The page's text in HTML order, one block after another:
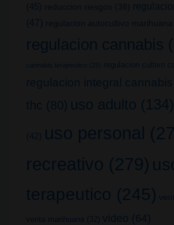
(45) reduccion riesgos (38)
(47) regulacion autocultivo marihuana
regulacion cannabis
cannabis terapeutico (25) regulacion cultivo
regulacion integral cannabis
thc (80) uso adulto (134)
(42) uso personal
recreativo (279)
terapeutico (245)
venta marihuana (32) video (64)